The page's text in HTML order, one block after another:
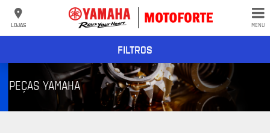
LOJAS MENU
FILTROS
PEÇAS YAMAHA